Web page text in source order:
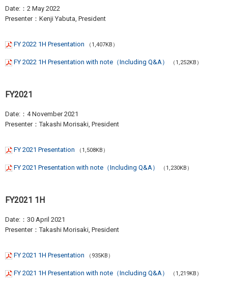
Date:：2 May 2022
Presenter：Kenji Yabuta, President
FY 2022 1H Presentation （1,407KB）
FY 2022 1H Presentation with note（Including Q&A） （1,252KB）
FY2021
Date:：4 November 2021
Presenter：Takashi Morisaki, President
FY 2021 Presentation （1,508KB）
FY 2021 Presentation with note（Including Q&A） （1,230KB）
FY2021 1H
Date:：30 April 2021
Presenter：Takashi Morisaki, President
FY 2021 1H Presentation （935KB）
FY 2021 1H Presentation with note（Including Q&A） （1,219KB）